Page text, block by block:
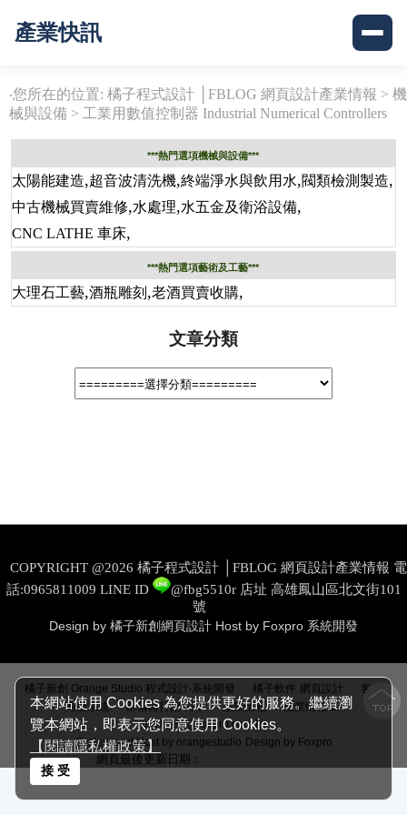
本網站使用 Cookies 為您提供更好的服務。繼續瀏
覽本網站，即表示您同意使用 Cookies。
【閱讀隱私權政策】
接 受
產業快訊
‧您所在的位置: 橘子程式設計 │FBLOG 網頁設計產業情報 > 機
械與設備 > 工業用數值控制器 Industrial Numerical Controllers
***熱門選項機械與設備***
太陽能建造,超音波清洗機,終端淨水與飲用水,閥類檢測製造,
中古機械買賣維修,水處理,水五金及衛浴設備,
CNC LATHE 車床,
***熱門選項藝術及工藝***
大理石工藝,酒瓶雕刻 ,老酒買賣收購,
文章分類
COPYRIGHT @2026 橘子程式設計 │FBLOG 網頁設計產業情報 電
話:0965811009 LINE ID @fbg5510r 店址 高雄鳳山區北文街101
號
Design by 橘子新創網頁設計 Host by Foxpro 系統開發
橘子新創 Orange Studio 程式設計‧系統開發 橘子軟件 網頁設計
客戶
商情系統│部落格行銷‧日本│產業情報│產業情報 E-
mail:help@foxpro.com.tw
System and Host by orangestudio Design by Foxpro
網頁最後更新日期：